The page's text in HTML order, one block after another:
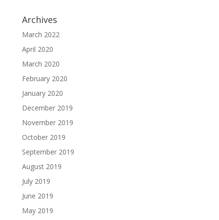
Archives
March 2022
April 2020
March 2020
February 2020
January 2020
December 2019
November 2019
October 2019
September 2019
August 2019
July 2019
June 2019
May 2019